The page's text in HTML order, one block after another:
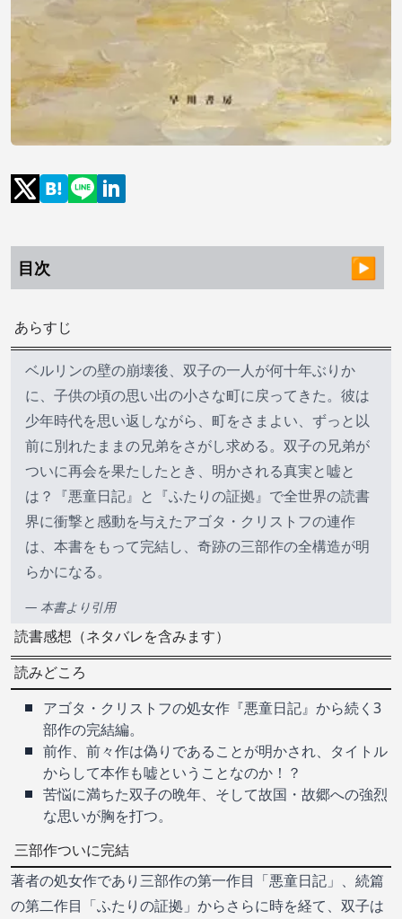
目次
あらすじ
ベルリンの壁の崩壊後、双子の一人が何十年ぶりか
に、子供の頃の思い出の小さな町に戻ってきた。彼は
少年時代を思い返しながら、町をさまよい、ずっと以
前に別れたままの兄弟をさがし求める。双子の兄弟が
ついに再会を果たしたとき、明かされる真実と嘘と
は？『悪童日記』と『ふたりの証拠』で全世界の読書
界に衝撃と感動を与えたアゴタ・クリストフの連作
は、本書をもって完結し、奇跡の三部作の全構造が明
らかになる。
— 本書より引用
読書感想（ネタバレを含みます）
読みどころ
アゴタ・クリストフの処女作『悪童日記』から続く3
部作の完結編。
前作、前々作は偽りであることが明かされ、タイトル
からして本作も嘘ということなのか！？
苦悩に満ちた双子の晩年、そして故国・故郷への強烈
な思いが胸を打つ。
三部作ついに完結
著者の処女作であり三部作の第一作目「悪童日記」、続篇
の第二作目「ふたりの証拠」からさらに時を経て、双子は